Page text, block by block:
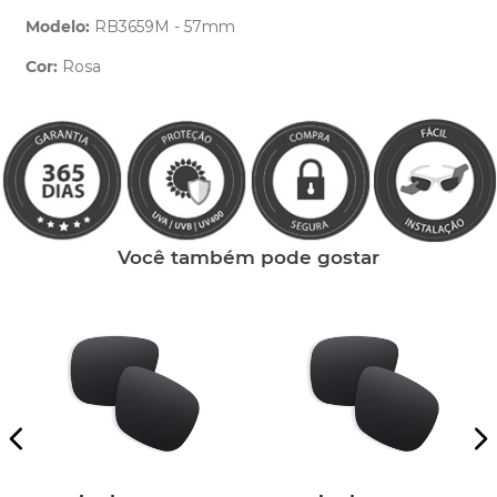
Modelo: RB3659M - 57mm
Cor: Rosa
Você também pode gostar